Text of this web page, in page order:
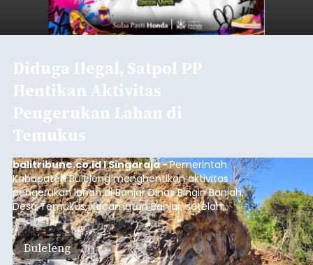
Diduga Ilegal, Satpol PP
Hentikan Aktivitas
Pengerukan Lahan di
Temukus
balitribune.co.id I Singaraja -Pemerintah
Kabupaten Buleleng menghentikan aktivitas
pengerukan lahan di Banjar Dinas Bingin Banjah,
Desa Temukus, Kecamatan Banjar, setelah
ditemukan indikasi kegiatan pengambilan
material yang tidak sesuai dengan peruntukan
kawasan.
Buleleng